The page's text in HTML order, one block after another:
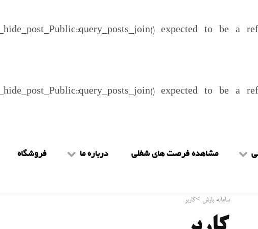
expected to be a
expected to be a
مشاهده فرصت های شغلی درباره ما
شرایط و ضوابط
فروشگاه
سامانه بارش >کاربر